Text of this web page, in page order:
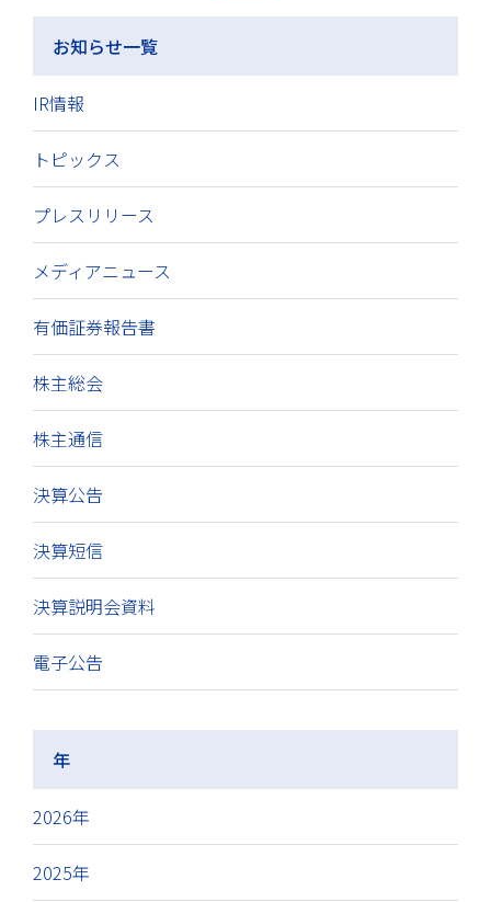
お知らせ一覧
IR情報
トピックス
プレスリリース
メディアニュース
有価証券報告書
株主総会
株主通信
決算公告
決算短信
決算説明会資料
電子公告
年
2026年
2025年